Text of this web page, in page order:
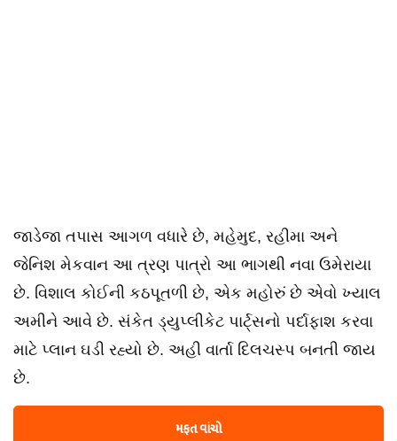
જાડેજા તપાસ આગળ વધારે છે, મહેમુદ, રહીમા અને
જેનિશ મેકવાન આ ત્રણ પાત્રો આ ભાગથી નવા ઉમેરાયા
છે. વિશાલ કોઈની કઠપૂતળી છે, એક મહોરું છે એવો ખ્યાલ
અમીને આવે છે. સંકેત ડ્યુપ્લીકેટ પાર્ટ્સનો પર્દાફાશ કરવા
માટે પ્લાન ઘડી રહ્યો છે. અહી વાર્તા દિલચસ્પ બનતી જાય
છે.
મફત વાંચો